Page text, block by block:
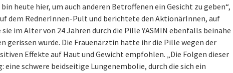
bin heute hier, um auch anderen Betroffenen ein Gesicht zu geben“,
dem RednerInnen-Pult und berichtete den AktionärInnen, auf
sie im Alter von 24 Jahren durch die Pille YASMIN ebenfalls beinahe
gerissen wurde. Die Frauenärztin hatte ihr die Pille wegen der
Effekte auf Haut und Gewicht empfohlen. „Die Folgen dieser
eine schwere beidseitige Lungenembolie, durch die sich ein